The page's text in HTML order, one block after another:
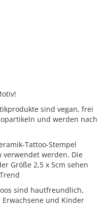
sind vegan, frei
und werden nach
Tattoo-Stempel
verwendet werden. Die
Größe 2,5 x 5cm sehen
sind hautfreundlich,
und Kinder